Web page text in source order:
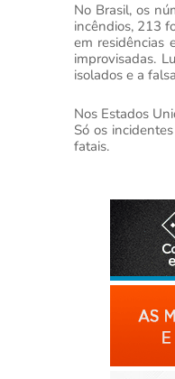
No Brasil, os
incêndios, 213
em residências
improvisadas.
isolados e a
Nos Estados
Só os
fatais.